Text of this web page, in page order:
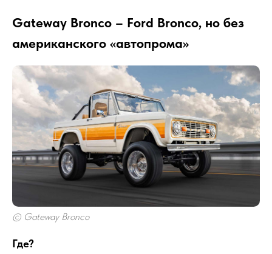
Gateway Bronco – Ford Bronco, но без
американского «автопрома»
© Gateway Bronco
Где?